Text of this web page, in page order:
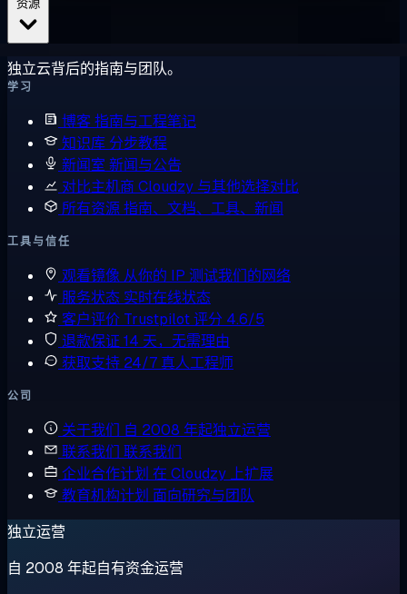
独立云背后的指南与团队。
学习
博客指南与工程笔记
知识库 分步教程
新闻室 新闻与公告
对比主机商 Cloudzy 与其他选择对比
所有资源指南、文档、工具、新闻
工具与信任
观看镜像 从你的 IP 测试我们的网络
服务状态 实时在线状态
客户评价 Trustpilot 评分 4.6/5
退款保证 14 天，无需理由
获取支持 24/7 真人工程师
公司
关于我们 自 2008 年起独立运营
联系我们 联系我们
企业合作计划 在 Cloudzy 上扩展
教育机构计划 面向研究与团队
独立运营
自 2008 年起自有资金运营